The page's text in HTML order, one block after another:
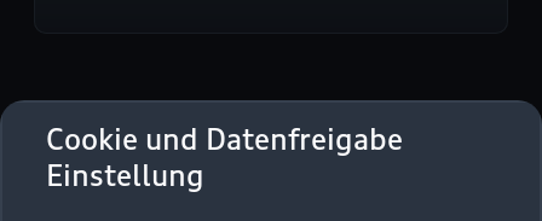
Cookie und Datenfreigabe
Einstellung
Jacobs Automobile Alsdorf
GmbH